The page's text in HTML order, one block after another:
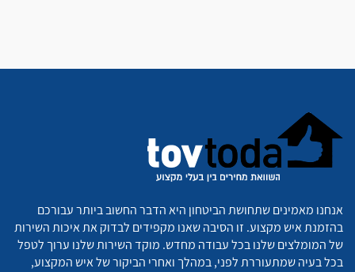
אנחנו מאמינים שתחושת הביטחון היא הדבר החשוב ביותר עבורכם
בהזמנת איש מקצוע. זו הסיבה שאנו מקפידים לבדוק את איכות השירות
של המומלצים שלנו בכל עבודה מחדש. מוקד השירות שלנו ערוך לטפל
בכל בעיה שמתעוררת לפני, במהלך ואחרי הביקור של איש המקצוע,